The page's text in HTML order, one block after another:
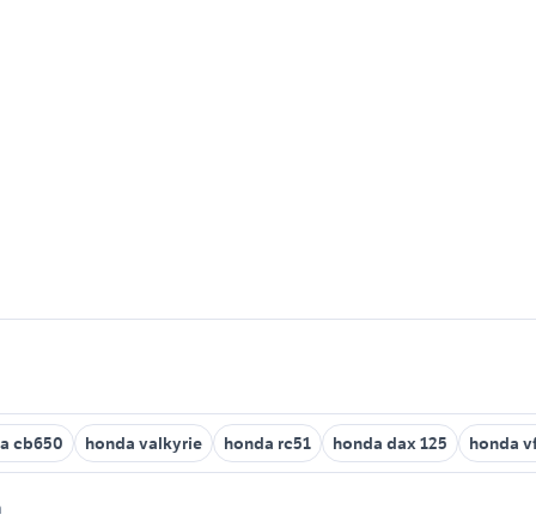
cb650 honda valkyrie honda rc51 honda dax 125 honda